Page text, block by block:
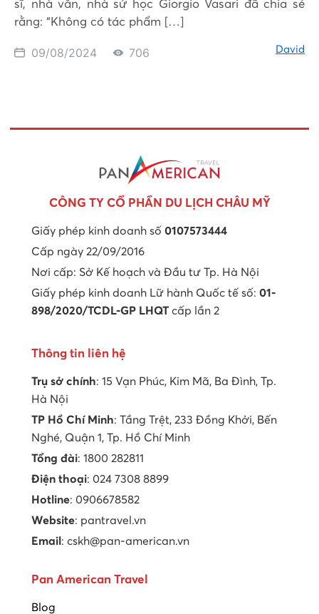
sĩ, nhà văn, nhà sử học Giorgio Vasari đã chia sẻ
rằng: “Không có tác phẩm […]
09/08/2024 706 David
CÔNG TY CỔ PHẦN DU LỊCH CHÂU MỸ
Giấy phép kinh doanh số 0107573444
Cấp ngày 22/09/2016
Nơi cấp: Sở Kế hoạch và Đầu tư Tp. Hà Nội
Giấy phép kinh doanh Lữ hành Quốc tế số: 01-
898/2020/TCDL-GP LHQT cấp lần 2
Thông tin liên hệ
Trụ sở chính: 15 Vạn Phúc, Kim Mã, Ba Đình, Tp.
Hà Nội
TP Hồ Chí Minh: Tầng Trệt, 233 Đồng Khởi, Bến
Nghé, Quận 1, Tp. Hồ Chí Minh
Tổng đài: 1800 282811
Điện thoại: 024 7308 8899
Hotline: 0906678582
Website: pantravel.vn
Email : cskh@pan-american.vn
Pan American Travel
Blog